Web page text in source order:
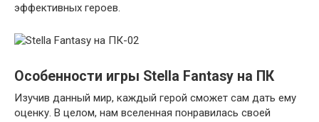
эффективных героев.
Особенности игры Stella Fantasy на ПК
Изучив данный мир, каждый герой сможет сам дать ему
оценку. В целом, нам вселенная понравилась своей